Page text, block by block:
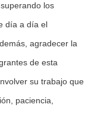
los
día a día el
agradecer la
de esta
su trabajo que
paciencia,